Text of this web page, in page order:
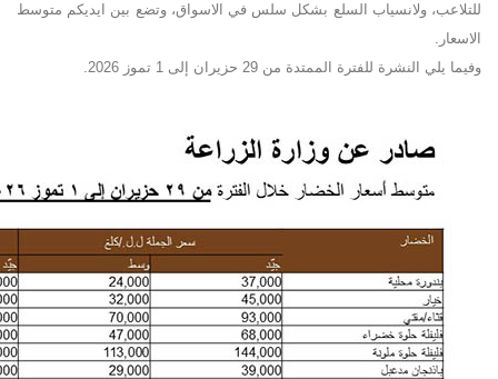
للتلاعب، ولانسياب السلع بشكل سلس في الاسواق، وتضع بين ايديكم متوسط
الاسعار .
وفيما يلي النشرة للفترة الممتدة من 29 حزيران إلى 1 تموز 2026 .